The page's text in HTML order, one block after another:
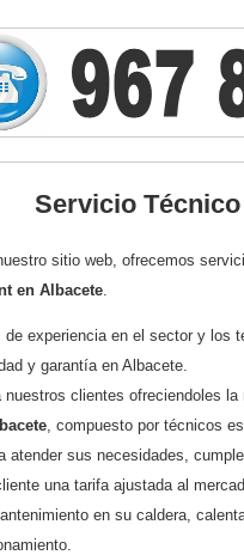
Servicio
sitio web, ofrecemos
en Albacete
de experiencia en el sector y los
y garantía en Albacete.
clientes ofreciendoles
, compuesto por técnicos
atender sus necesidades,
una tarifa ajustada al
en su caldera,